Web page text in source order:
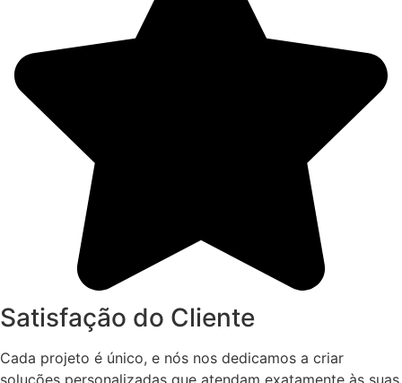
Satisfação do Cliente
Cada projeto é único, e nós nos dedicamos a criar
soluções personalizadas que atendam exatamente às suas